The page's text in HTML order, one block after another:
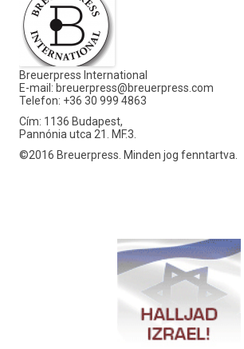
Breuerpress International
E-mail: breuerpress@breuerpress.com
Telefon: +36 30 999 4863
Cím: 1136 Budapest,
Pannónia utca 21. MF.3.
©2016 Breuerpress. Minden jog fenntartva.